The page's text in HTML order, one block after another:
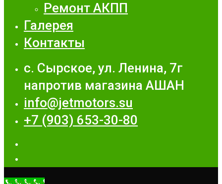
Ремонт АКПП
Галерея
Контакты
с. Сырское, ул. Ленина, 7г
напротив магазина АШАН
info@jetmotors.su
+7 (903) 653-30-80